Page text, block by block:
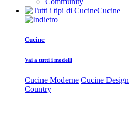
Cucine
Cucine
Vai a tutti i modelli
Cucine Moderne Cucine Design
Country